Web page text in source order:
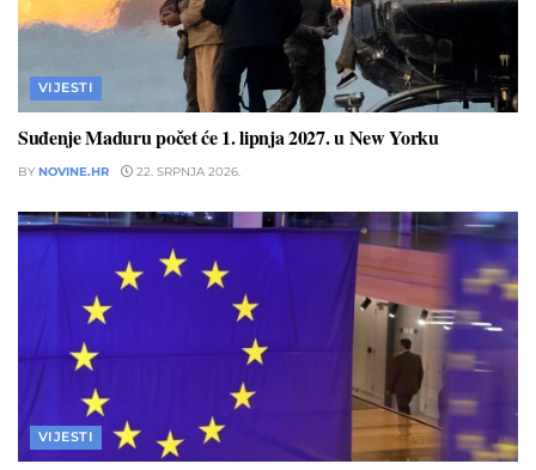
VIJESTI
Suđenje Maduru počet će 1. lipnja 2027. u New Yorku
BY NOVINE.HR 22. SRPNJA 2026.
VIJESTI